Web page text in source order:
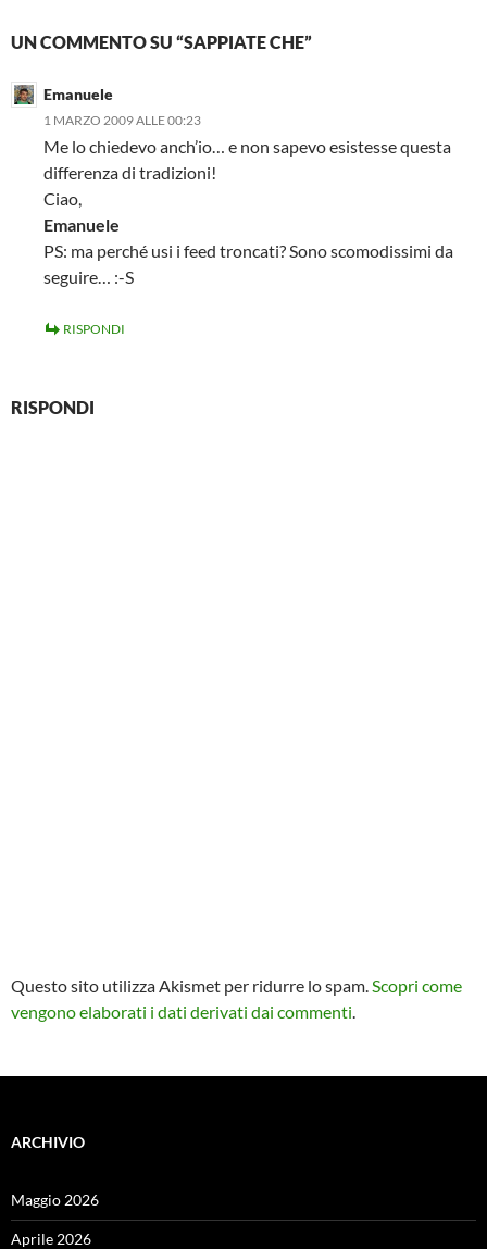
UN COMMENTO SU “SAPPIATE CHE”
Emanuele
1 MARZO 2009 ALLE 00:23
Me lo chiedevo anch’io… e non sapevo esistesse questa
differenza di tradizioni!
Ciao,
Emanuele
PS: ma perché usi i feed troncati? Sono scomodissimi da
seguire… :-S
RISPONDI
RISPONDI
Questo sito utilizza Akismet per ridurre lo spam.Scopri come
vengono elaborati i dati derivati dai commenti.
ARCHIVIO
Maggio 2026
Aprile 2026